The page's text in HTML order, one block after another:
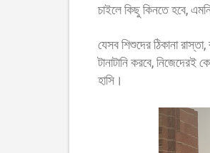
চাইলে কিছু কিনতে হবে,
যেসব শিশুদের ঠিকানা
টানাটানি করবে,
হাসি।